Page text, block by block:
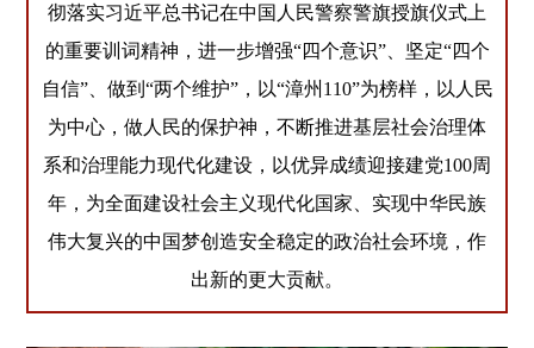
彻落实习近平总书记在中国人民警察警旗授旗仪式上
的重要训词精神，进一步增强“四个意识”、坚定“四个
自信”、做到“两个维护”，以“漳州110”为榜样，以人民
为中心，做人民的保护神，不断推进基层社会治理体
系和治理能力现代化建设，以优异成绩迎接建党100周
年，为全面建设社会主义现代化国家、实现中华民族
伟大复兴的中国梦创造安全稳定的政治社会环境，作
出新的更大贡献。